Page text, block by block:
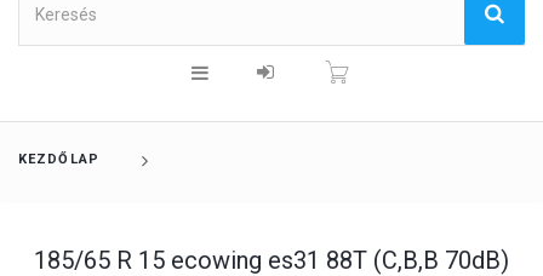
KEZDŐLAP
185/65 R 15 ecowing es31 88T (C,B,B 70dB)